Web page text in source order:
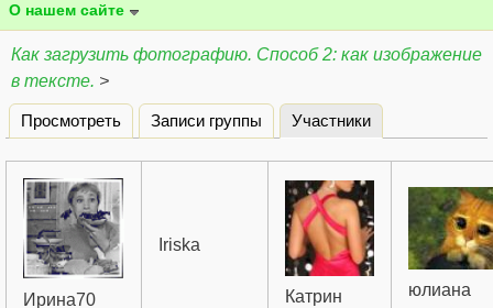
О нашем сайте
Как загрузить фотографию. Способ 2: как изображение
в тексте. >
Главные вкладки
Просмотреть Записи группы Участники
Ирина70
Iriska
Катрин юлиана